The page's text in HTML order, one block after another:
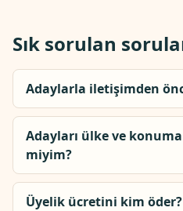
Sık sorulan
Adaylarla iletişimden
Adayları ülke ve
miyim?
Üyelik ücretini kim öder?